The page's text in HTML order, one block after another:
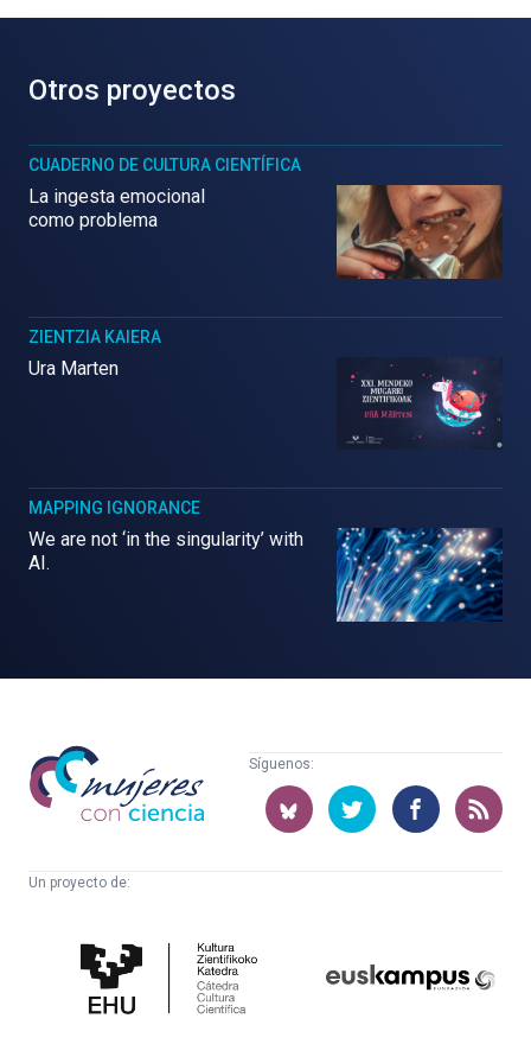
Otros proyectos
CUADERNO DE CULTURA CIENTÍFICA
La ingesta emocional
como problema
ZIENTZIA KAIERA
Ura Marten
MAPPING IGNORANCE
We are not ‘in the singularity’ with
AI.
Mujeres
con
ciencia
Síguenos:
Un proyecto de:
Cultura
Científica